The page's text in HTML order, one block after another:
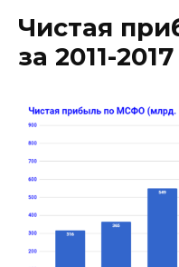
Чистая
за 2011-